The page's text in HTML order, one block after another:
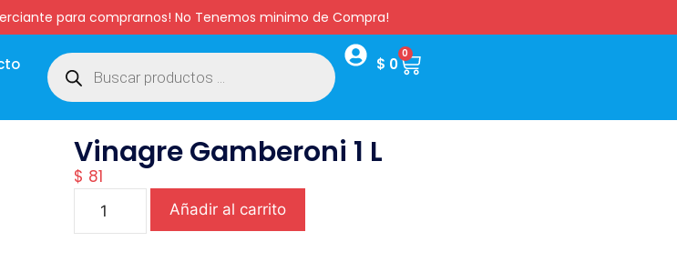
para comprarnos! No Tenemos minimo de Compra!
$ 0
0
Vinagre Gamberoni 1 L
$ 81
Añadir al carrito